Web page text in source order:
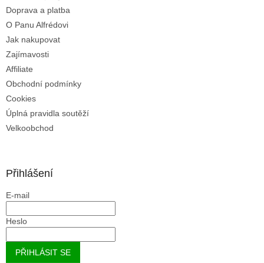
Doprava a platba
O Panu Alfrédovi
Jak nakupovat
Zajímavosti
Affiliate
Obchodní podmínky
Cookies
Úplná pravidla soutěží
Velkoobchod
Přihlášení
E-mail
Heslo
PŘIHLÁSIT SE